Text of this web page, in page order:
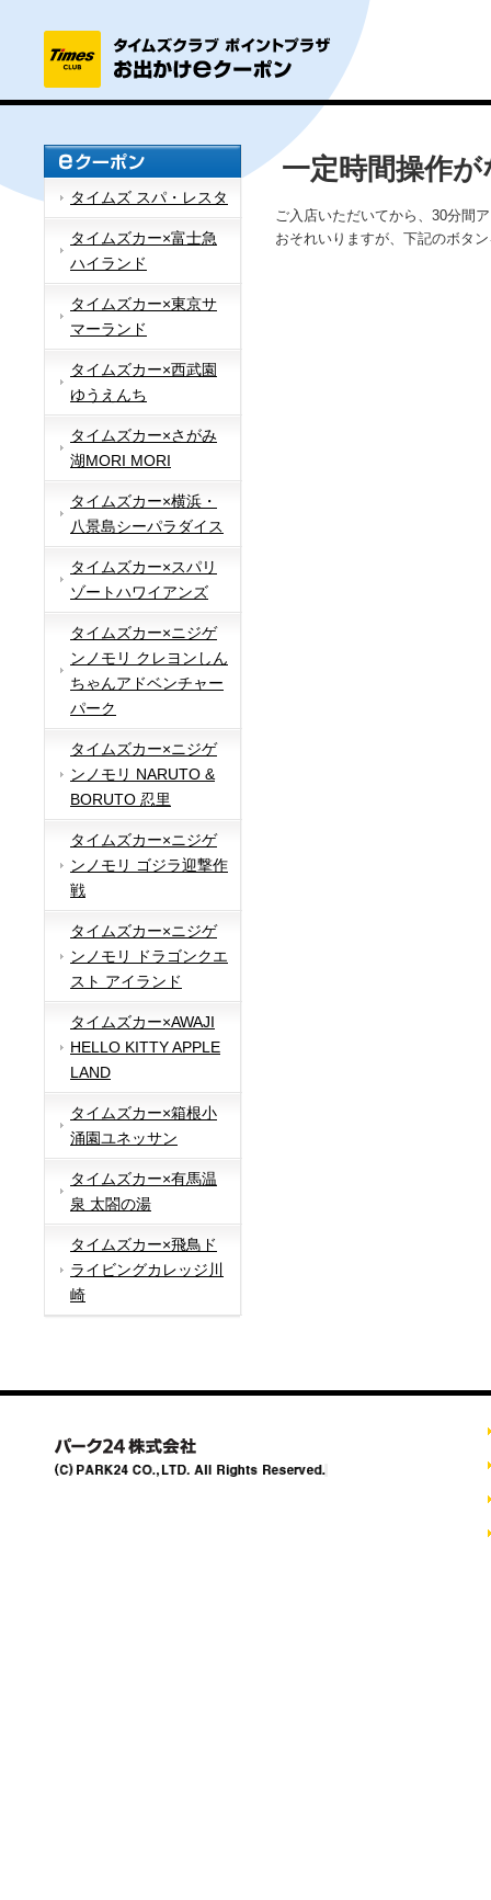
タイムズ スパ・レスタ
タイムズカー×富士急
ハイランド
タイムズカー×東京サ
マーランド
タイムズカー×西武園
ゆうえんち
タイムズカー×さがみ
湖MORI MORI
タイムズカー×横浜・
八景島シーパラダイス
タイムズカー×スパリ
ゾートハワイアンズ
タイムズカー×ニジゲ
ンノモリ クレヨンしん
ちゃんアドベンチャー
パーク
タイムズカー×ニジゲ
ンノモリ NARUTO &
BORUTO 忍里
タイムズカー×ニジゲ
ンノモリ ゴジラ迎撃作
戦
タイムズカー×ニジゲ
ンノモリ ドラゴンクエ
スト アイランド
タイムズカー×AWAJI
HELLO KITTY APPLE
LAND
タイムズカー×箱根小
涌園ユネッサン
タイムズカー×有馬温
泉 太閤の湯
タイムズカー×飛鳥ド
ライビングカレッジ川
崎
一定時間操作
ご入店いただいてから、30分間
おそれいりますが、下記のボタ